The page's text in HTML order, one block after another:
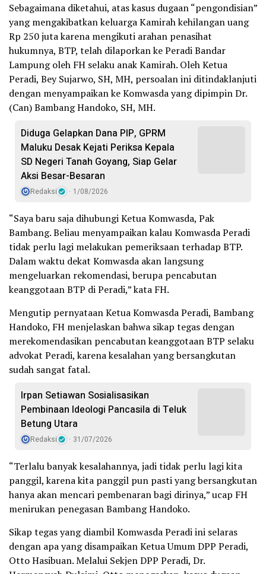
Sebagaimana diketahui, atas kasus dugaan “pengondisian”
yang mengakibatkan keluarga Kamirah kehilangan uang
Rp 250 juta karena mengikuti arahan penasihat
hukumnya, BTP, telah dilaporkan ke Peradi Bandar
Lampung oleh FH selaku anak Kamirah. Oleh Ketua
Peradi, Bey Sujarwo, SH, MH, persoalan ini ditindaklanjuti
dengan menyampaikan ke Komwasda yang dipimpin Dr.
(Can) Bambang Handoko, SH, MH.
Diduga Gelapkan Dana PIP, GPRM
Maluku Desak Kejati Periksa Kepala
SD Negeri Tanah Goyang, Siap Gelar
Aksi Besar-Besaran
Redaksi 1/08/2026
“Saya baru saja dihubungi Ketua Komwasda, Pak
Bambang. Beliau menyampaikan kalau Komwasda Peradi
tidak perlu lagi melakukan pemeriksaan terhadap BTP.
Dalam waktu dekat Komwasda akan langsung
mengeluarkan rekomendasi, berupa pencabutan
keanggotaan BTP di Peradi,” kata FH.
Mengutip pernyataan Ketua Komwasda Peradi, Bambang
Handoko, FH menjelaskan bahwa sikap tegas dengan
merekomendasikan pencabutan keanggotaan BTP selaku
advokat Peradi, karena kesalahan yang bersangkutan
sudah sangat fatal.
Irpan Setiawan Sosialisasikan
Pembinaan Ideologi Pancasila di Teluk
Betung Utara
Redaksi 31/07/2026
“Terlalu banyak kesalahannya, jadi tidak perlu lagi kita
panggil, karena kita panggil pun pasti yang bersangkutan
hanya akan mencari pembenaran bagi dirinya,” ucap FH
menirukan penegasan Bambang Handoko.
Sikap tegas yang diambil Komwasda Peradi ini selaras
dengan apa yang disampaikan Ketua Umum DPP Peradi,
Otto Hasibuan. Melalui Sekjen DPP Peradi, Dr.